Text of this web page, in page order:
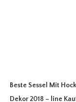
Beste Sessel Mit
Dekor 2018 – line